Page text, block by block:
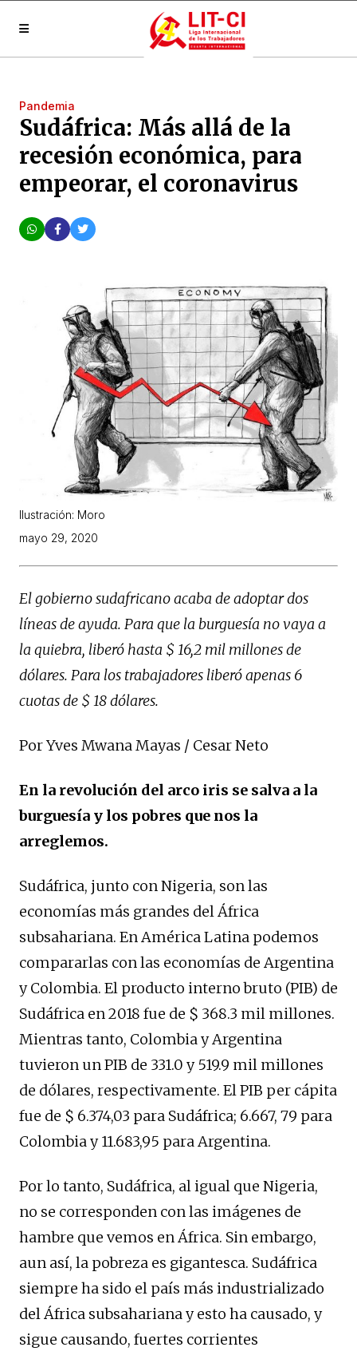
Pandemia
Sudáfrica: Más allá de la
recesión económica, para
empeorar, el coronavirus
Ilustración: Moro
mayo 29, 2020
El gobierno sudafricano acaba de adoptar dos
líneas de ayuda. Para que la burguesía no vaya a
la quiebra, liberó hasta $ 16,2 mil millones de
dólares. Para los trabajadores liberó apenas 6
cuotas de $ 18 dólares.
Por Yves Mwana Mayas / Cesar Neto
En la revolución del arco iris se salva a la
burguesía y los pobres que nos la
arreglemos.
Sudáfrica, junto con Nigeria, son las
economías más grandes del África
subsahariana. En América Latina podemos
compararlas con las economías de Argentina
y Colombia. El producto interno bruto (PIB) de
Sudáfrica en 2018 fue de $ 368.3 mil millones.
Mientras tanto, Colombia y Argentina
tuvieron un PIB de 331.0 y 519.9 mil millones
de dólares, respectivamente. El PIB per cápita
fue de $ 6.374,03 para Sudáfrica; 6.667, 79 para
Colombia y 11.683,95 para Argentina.
Por lo tanto, Sudáfrica, al igual que Nigeria,
no se corresponden con las imágenes de
hambre que vemos en África. Sin embargo,
aun así, la pobreza es gigantesca. Sudáfrica
siempre ha sido el país más industrializado
del África subsahariana y esto ha causado, y
sigue causando, fuertes corrientes